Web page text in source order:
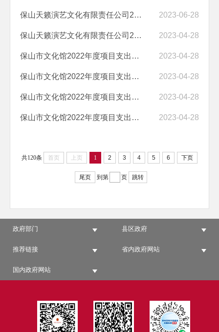
保山天籁演艺文化有限责任公司2022年“送戏下乡”惠民演出补助经费绩效... 2023-06-28
保山天籁演艺文化有限责任公司2022年中央支持地方公共文化服务体系建设... 2023-04-28
保山市文化馆2022年度项目支出绩效自评报告（云南省第五届彩云奖参赛活... 2023-04-28
保山市文化馆2022年度项目支出绩效自评报告（市文化馆提升改造经费） 2023-04-28
保山市文化馆2022年度项目支出绩效自评报告（群众文化活动经费） 2023-04-28
保山市文化馆2022年度项目支出绩效自评报告（2022年文化馆免费开放中央... 2023-04-28
共120条 首页 上页 1 2 3 4 5 6 下页
尾页 到第 页 跳转
政府部门 县区政府
推荐链接 省内政府网站
国内政府网站